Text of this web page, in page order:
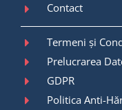
Contact
Termeni și
Prelucrarea
GDPR
Politica Anti-